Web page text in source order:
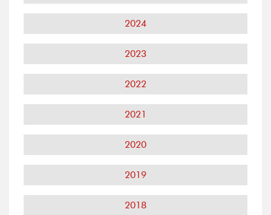
2024
2023
2022
2021
2020
2019
2018